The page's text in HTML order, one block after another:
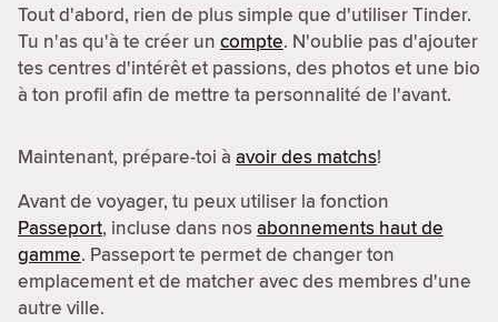
Tout d'abord, rien de plus simple que d'utiliser Tinder.
Tu n'as qu'à te créer un compte. N'oublie pas d'ajouter
tes centres d'intérêt et passions, des photos et une bio
à ton profil afin de mettre ta personnalité de l'avant.
Maintenant, prépare-toi à avoir des matchs!
Avant de voyager, tu peux utiliser la fonction
Passeport, incluse dans nosabonnements haut de
gamme. Passeport te permet de changer ton
emplacement et de matcher avec des membres d'une
autre ville.